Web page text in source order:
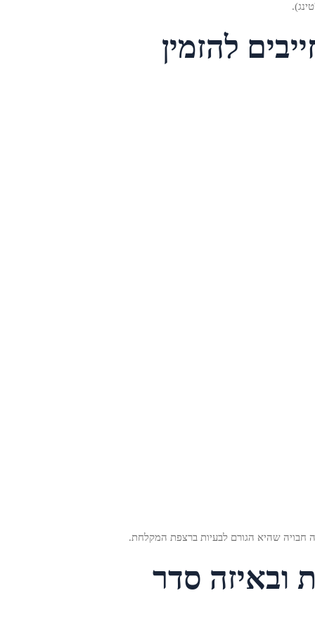
להזמין
חבויה שהיא הגורם לבעיות ברצפת המקלחת.